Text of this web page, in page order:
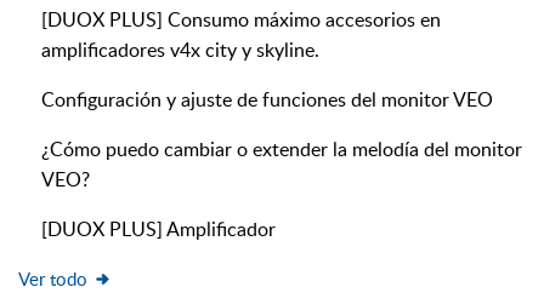
[DUOX PLUS] Consumo máximo accesorios en
amplificadores v4x city y skyline.
Configuración y ajuste de funciones del monitor VEO
¿Cómo puedo cambiar o extender la melodía del monitor
VEO?
[DUOX PLUS] Amplificador
Ver todo